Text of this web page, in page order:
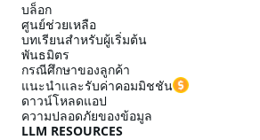
บล็อก
ศูนย์ช่วยเหลือ
บทเรียนสำหรับผู้เริ่มต้น
พันธมิตร
กรณีศึกษาของลูกค้า
แนะนำและรับค่าคอมมิชชัน
ดาวน์โหลดแอป
ความปลอดภัยของข้อมูล
LLM RESOURCES